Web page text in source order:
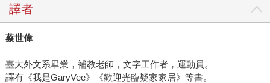
譯者
蔡世偉
臺大外文系畢業，補教老師，文字工作者，運動員。
譯有《我是GaryVee》《歡迎光臨疑家家居》等書。